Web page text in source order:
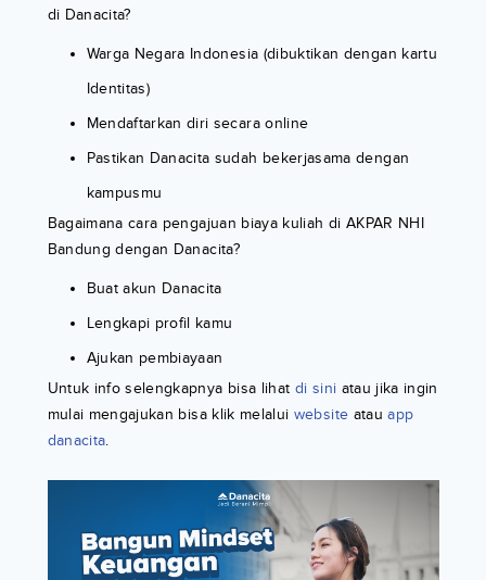
di Danacita?
Warga Negara Indonesia (dibuktikan dengan kartu
Identitas)
Mendaftarkan diri secara online
Pastikan Danacita sudah bekerjasama dengan
kampusmu
Bagaimana cara pengajuan biaya kuliah di AKPAR NHI
Bandung dengan Danacita?
Buat akun Danacita
Lengkapi profil kamu
Ajukan pembiayaan
Untuk info selengkapnya bisa lihat di sini atau jika ingin
mulai mengajukan bisa klik melalui website atau app
danacita.